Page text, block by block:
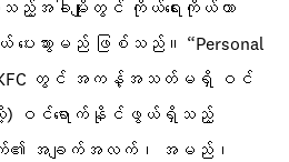
ည့်အခါမျိုးတွင် ကိုယ်ရေးကိုယ်တာ
ပေးသွားမည် ဖြစ်သည်။ “Personal
ာ KFC တွင် အကန့်အသတ်မရှိ ဝင်
) ဝင်ရောက်နိုင်ဖွယ်ရှိသည့်
က်၏ အချက်အလက်၊ အမည်၊